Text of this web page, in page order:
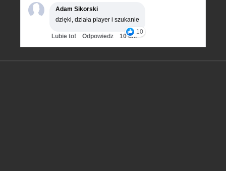
Adam Sikorski
dzięki, działa player i szukanie
10
Lubie to! Odpowiedz 10 dni